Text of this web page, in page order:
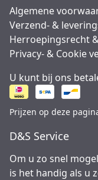
Algemene
Verzend- &
Herroepingsrecht
Privacy- & Cookie
U kunt bij ons
Prijzen op deze
D&S Service
Om u zo snel
is het handig als u